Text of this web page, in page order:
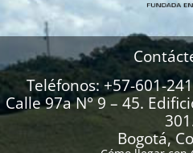
Teléfonos: +57-601-
Calle 97a N° 9 – 45.
Bogotá,